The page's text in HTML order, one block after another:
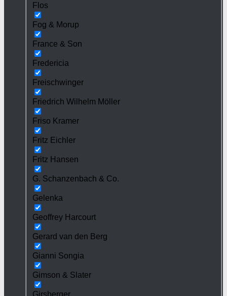
Flos
Fog & Morup
France & Son
Fredericia
Freischwinger
Friedrich Wilhelm Möller
Friso Kramer
Fritz Eichler
Fritz Hansen
G. Schanzenbach & Co.
Gelenka
Geoffrey Harcourt
Gerard van den Berg
Gianni Songia
Gimson & Slater
Girsberger